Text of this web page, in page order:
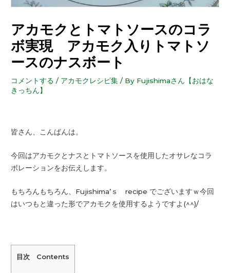
アカモクとトマトソースのコラ
ボ実現 アカモク入りトマトソ
ースのナスボート
コメントする / アカモクレシピ集 / By Fujishimaさん【おはな
きっちん】
皆さん、こんばんは。
今回はアカモクとナスとトマトソースを使用したオサレなコラ
ボレーションをお伝えします。
もちろんもちろん、Fujishima’ｓ recipe でございますｗ今回
はいつもと違った形でアカモクを使用するようですよ(^^)/
目次 Contents